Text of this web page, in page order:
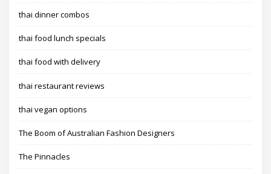
thai dinner combos
thai food lunch specials
thai food with delivery
thai restaurant reviews
thai vegan options
The Boom of Australian Fashion Designers
The Pinnacles